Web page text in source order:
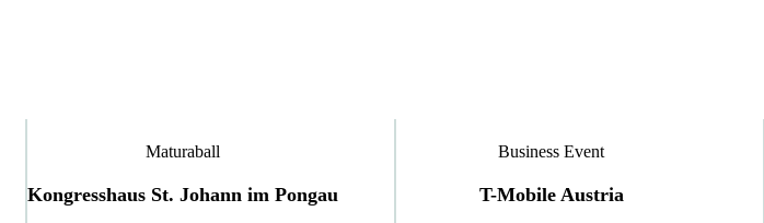
Maturaball
Kongresshaus St. Johann im Pongau
Business Event
T-Mobile Austria